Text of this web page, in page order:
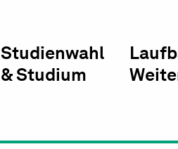
Studienwahl
& Studium